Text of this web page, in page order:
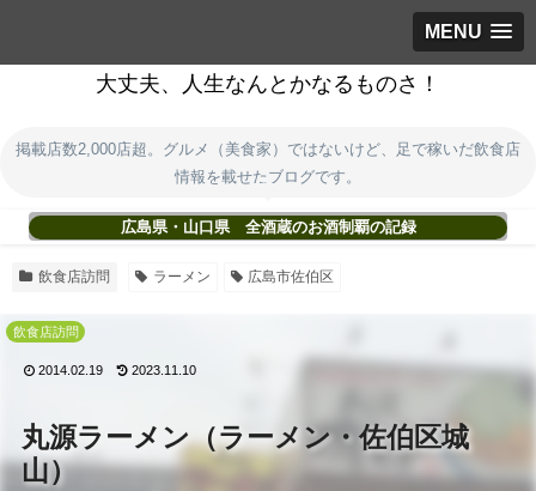
MENU
大丈夫、人生なんとかなるものさ！
掲載店数2,000店超。グルメ（美食家）ではないけど、足で稼いだ飲食店
情報を載せたブログです。
広島県・山口県 全酒蔵のお酒制覇の記録
飲食店訪問 ラーメン 広島市佐伯区
丸源ラーメン（ラーメン・佐伯区城
山）
飲食店訪問
2014.02.19 2023.11.10